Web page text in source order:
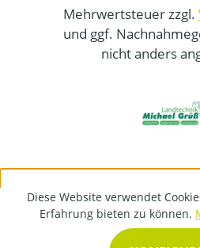
Mehrwertsteuer zzgl.
und ggf.
nicht anders
Diese Website verwendet
Erfahrung bieten zu können.